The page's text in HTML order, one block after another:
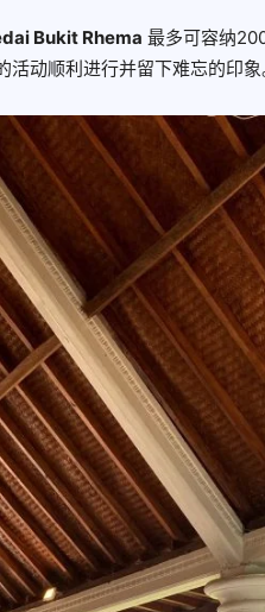
Bukit Rhema 最多可容纳
动顺利进行并留下难忘的印象